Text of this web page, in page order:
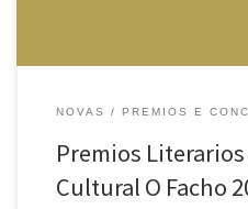
NOVAS PREMIOS E
Premios
Cultural O Facho